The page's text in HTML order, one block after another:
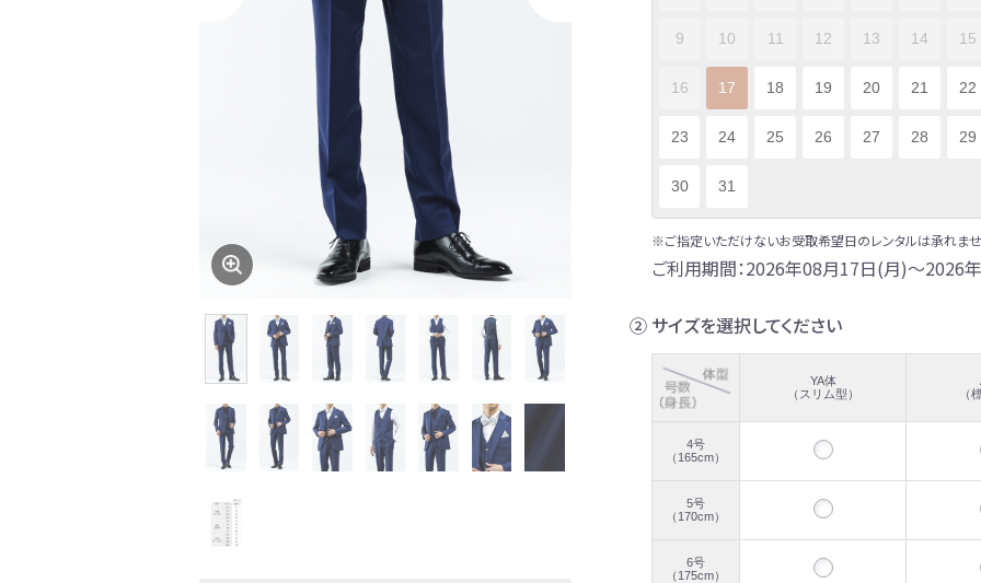
9 10 11 12 13 14 15
16 17 18 19 20 21 22
23 24 25 26 27 28 29
30 31
※ご指定いただけないお受取希望日のレンタルは承れませ
ご利用期間：2026年08月17日(月)～2026
② サイズを選択してください
YA体
（スリム型）
（
4号
（165cm）
5号
（170cm）
6号
（175cm）